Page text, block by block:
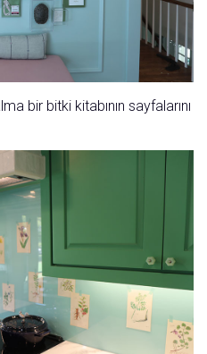
bir bitki kitabının sayfalarını